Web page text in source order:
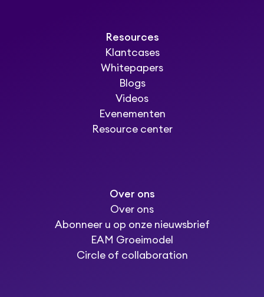
Resources
Klantcases
Whitepapers
Blogs
Videos
Evenementen
Resource center
Over ons
Over ons
Abonneer u op onze nieuwsbrief
EAM Groeimodel
Circle of collaboration